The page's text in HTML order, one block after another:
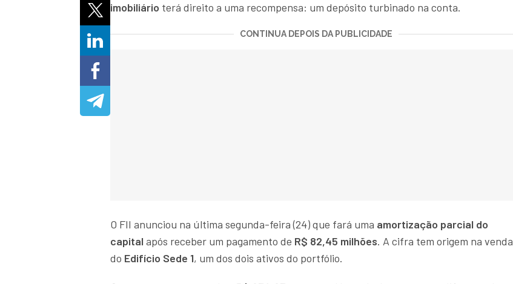
imobiliário terá direito a uma recompensa: um depósito turbinado na conta.
CONTINUA DEPOIS DA PUBLICIDADE
O FII anunciou na última segunda-feira (24) que fará uma amortização parcial do
capital após receber um pagamento de R$ 82,45 milhões. A cifra tem origem na venda
do Edifício Sede 1, um dos dois ativos do portfólio.